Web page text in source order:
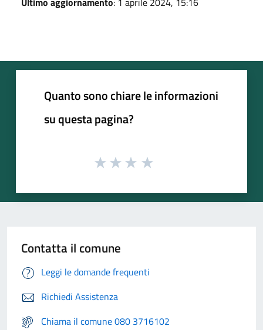
Quanto sono chiare le informazioni
su questa pagina?
Contatta il comune
Leggi le domande frequenti
Richiedi Assistenza
Chiama il comune 080 3716102